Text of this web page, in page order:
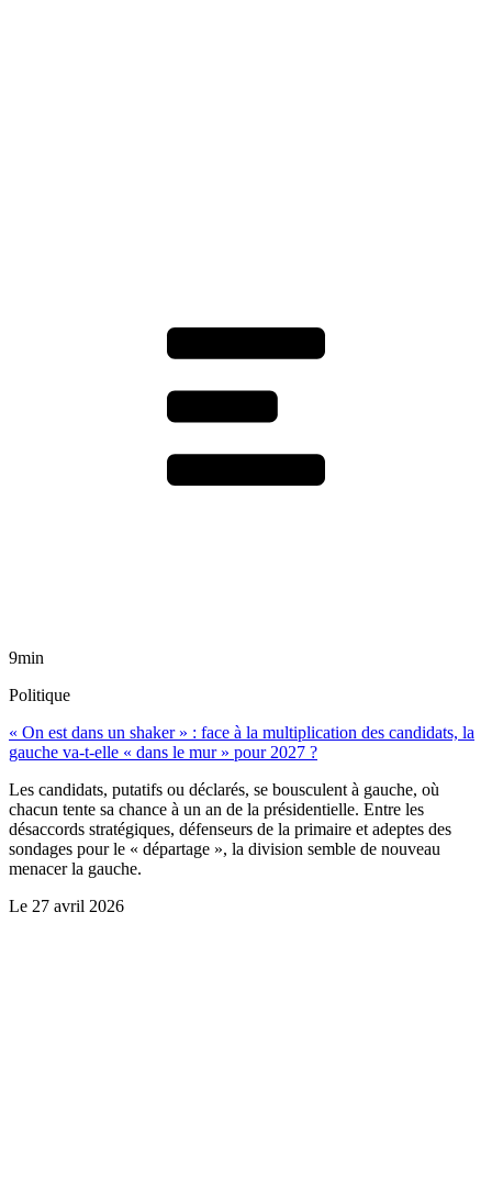
9min
Politique
« On est dans un shaker » : face à la multiplication des candidats, la
gauche va-t-elle « dans le mur » pour 2027 ?
Les candidats, putatifs ou déclarés, se bousculent à gauche, où
chacun tente sa chance à un an de la présidentielle. Entre les
désaccords stratégiques, défenseurs de la primaire et adeptes des
sondages pour le « départage », la division semble de nouveau
menacer la gauche.
Le 27 avril 2026